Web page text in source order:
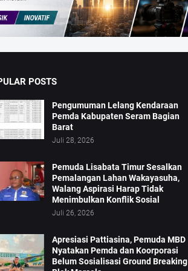
POSTS
Pengumuman Lelang Kendaraan
Pemda Kabupaten Seram Bagian
Barat
Juli 28, 2026
Pemuda Lisabata Timur Sesalkan
Pemalangan Lahan Wakayasuha,
Walang Aspirasi Harap Tidak
Menimbulkan Konflik Sosial
Juli 26, 2026
Apresiasi Pattiasina, Pemuda MBD
Nyatakan Pemda dan Koorporasi
Belum Sosialisasi Ground Breaking